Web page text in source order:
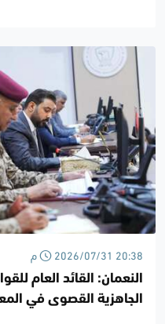
2026/07/31 20:38 م
النعمان: القائد العام
الجاهزية القصوى في